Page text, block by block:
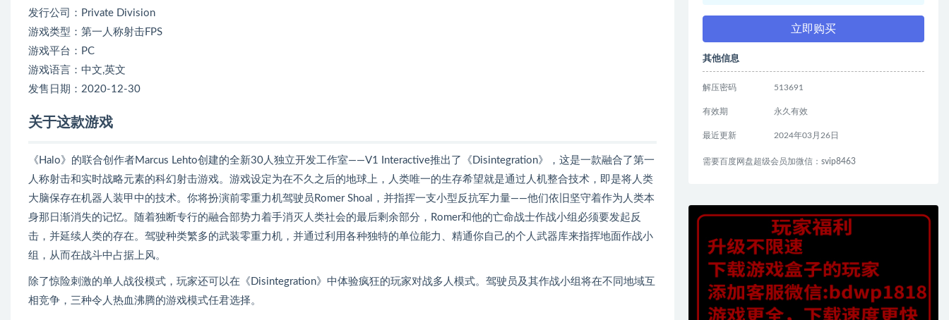
发行公司：Private Division
游戏类型：第一人称射击FPS
游戏平台：PC
游戏语言：中文,英文
发售日期：2020-12-30
关于这款游戏
《Halo》的联合创作者Marcus Lehto创建的全新30人独立开发工作室——V1 Interactive推出了《Disintegration》，这是一款融合了第一
人称射击和实时战略元素的科幻射击游戏。游戏设定为在不久之后的地球上，人类唯一的生存希望就是通过人机整合技术，即是将人类
大脑保存在机器人装甲中的技术。你将扮演前零重力机驾驶员Romer Shoal，并指挥一支小型反抗军力量——他们依旧坚守着作为人类本
身那日渐消失的记忆。随着独断专行的融合部势力着手消灭人类社会的最后剩余部分，Romer和他的亡命战士作战小组必须要发起反
击，并延续人类的存在。驾驶种类繁多的武装零重力机，并通过利用各种独特的单位能力、精通你自己的个人武器库来指挥地面作战小
组，从而在战斗中占据上风。
除了惊险刺激的单人战役模式，玩家还可以在《Disintegration》中体验疯狂的玩家对战多人模式。驾驶员及其作战小组将在不同地域互
相竞争，三种令人热血沸腾的游戏模式任君选择。
立即购买
其他信息
解压密码 513691
有效期 永久有效
最近更新 2024年03月26日
需要百度网盘超级会员加微信：svip8463